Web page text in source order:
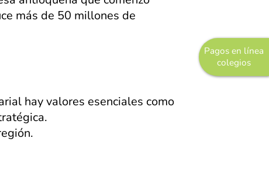
Pagos en línea
colegios
más de 50 millones de
hay valores esenciales como